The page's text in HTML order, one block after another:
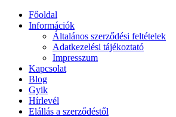
Főoldal
Információk
Általános szerződési feltételek
Adatkezelési tájékoztató
Impresszum
Kapcsolat
Blog
Gyik
Hírlevél
Elállás a szerződéstől